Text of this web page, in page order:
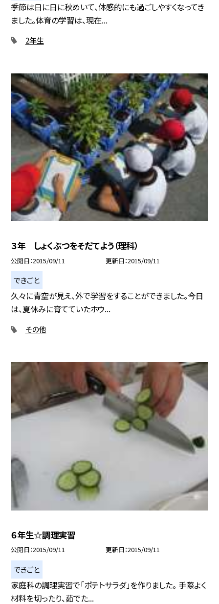
季節は日に日に秋めいて、体感的にも過ごしやすくなってき
ました。体育の学習は、現在...
2年生
３年 しょくぶつをそだてよう（理科）
公開日 2015/09/11 更新日 2015/09/11
できごと
久々に青空が見え、外で学習をすることができました。今日
は、夏休みに育てていたホウ...
その他
６年生☆調理実習
公開日 2015/09/11 更新日 2015/09/11
できごと
家庭科の調理実習で「ポテトサラダ」を作りました。 手際よく
材料を切ったり、茹でた...